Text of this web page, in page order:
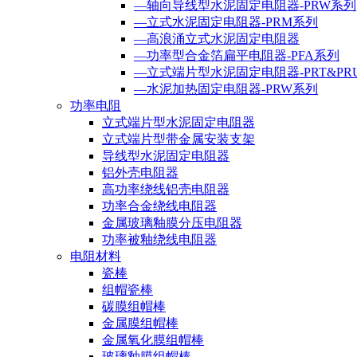
—轴向导线型水泥固定电阻器-PRW系列
—立式水泥固定电阻器-PRM系列
—高浪涌立式水泥固定电阻器
—功率型合金箔扁平电阻器-PFA系列
—立式端片型水泥固定电阻器-
—水泥加热固定电阻器-PRW系列
功率电阻
立式端片型水泥固定电阻器
立式端片型带金属安装支架
导线型水泥固定电阻器
铝外壳电阻器
高功率绕线铝壳电阻器
功率合金绕线电阻器
金属玻璃釉膜分压电阻器
功率被釉绕线电阻器
电阻材料
瓷棒
组帽瓷棒
碳膜组帽棒
金属膜组帽棒
金属氧化膜组帽棒